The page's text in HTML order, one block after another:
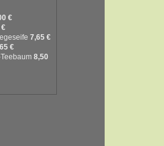
€
7,65 €
€
8,50